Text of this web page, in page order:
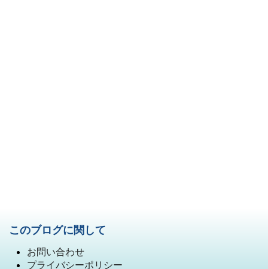
このブログに関して
お問い合わせ
プライバシーポリシー